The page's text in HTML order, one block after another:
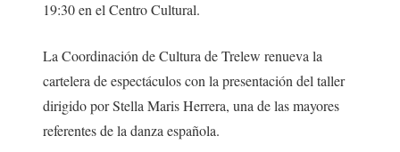
19:30 en el Centro Cultural.
La Coordinación de Cultura de Trelew renueva la
cartelera de espectáculos con la presentación del taller
dirigido por Stella Maris Herrera, una de las mayores
referentes de la danza española.